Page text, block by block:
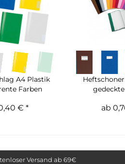
A4 Plastik
Farben
€ * ab
Versand ab 69€